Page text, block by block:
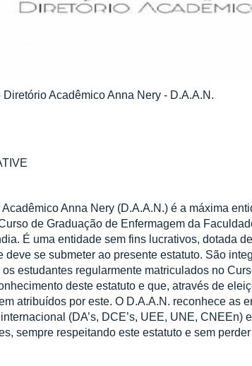
Acadêmico Anna Nery - D.A.A.N.
Anna Nery (D.A.A.N.) é a máxima
de Graduação de Enfermagem da
É uma entidade sem fins lucrativos, dotada
deve se submeter ao presente estatuto. São
os estudantes regularmente matriculados no
deste estatuto e que, através de
atribuídos por este. O D.A.A.N. reconhece as
(DA’s, DCE’s, UEE, UNE, CNEEn)
sempre respeitando este estatuto e sem